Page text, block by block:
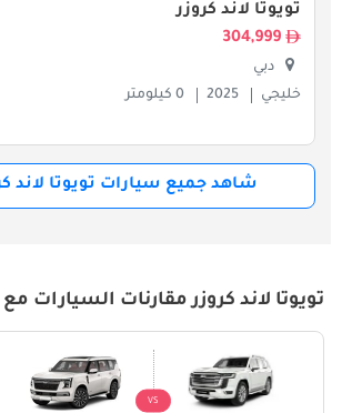
تويوتا لاند كروزر
304,999
دبي
خليجي
2025 0 كيلومتر
شاهد جميع سيارات تويوتا لاند
تويوتا لاند كروزر مقارنات السيارات
VS